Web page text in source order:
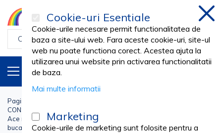
PRODUSE
Pagina principala
CONSUMABILE LABORATOR
Ace recoltare PRIMA, cu adaptor Luer Lock, verzi, 0.8x19 mm, 100
bucati
Cookie-uri Esentiale
Cookie-urile necesare permit functionalitatea de
baza a site-ului web. Fara aceste cookie-uri, site-ul
web nu poate functiona corect. Acestea ajuta la
utilizarea unui website prin activarea functionalitatii
de baza.
Mai multe informatii
Marketing
Cookie-urile de marketing sunt folosite pentru a